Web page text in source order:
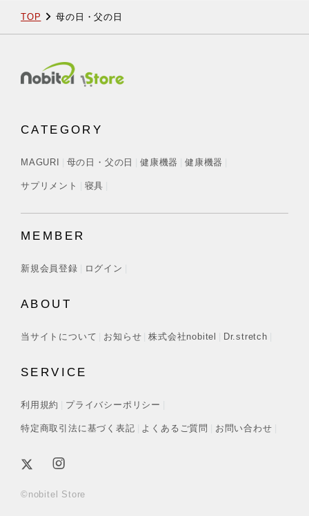
TOP 母の日・父の日
CATEGORY
MAGURI 母の日・父の日 健康機器 健康機器
サプリメント 寝具
MEMBER
新規会員登録 ログイン
ABOUT
当サイトについて お知らせ 株式会社nobitel Dr.stretch
SERVICE
利用規約 プライバシーポリシー
特定商取引法に基づく表記 よくあるご質問 お問い合わせ
©nobitel Store